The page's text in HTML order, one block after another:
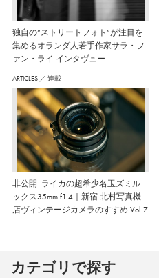
独自の“ストリートフォト”が注目を
集めるオランダ人若手作家サラ・フ
ァン・ライ インタヴュー
ARTICLES ／ 連載
非公開: ライカの超希少名玉ズミル
ックス35mm f1.4｜新宿 北村写真機
店ヴィンテージカメラのすすめ Vol.7
カテゴリで探す